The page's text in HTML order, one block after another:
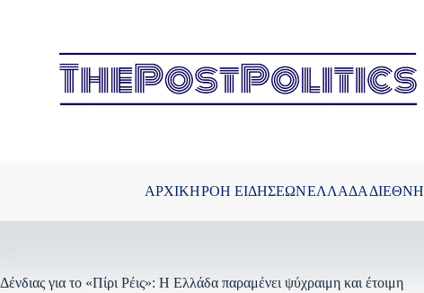
ΑΡΧΙΚΗΡΟΗ ΕΙΔΗΣΕΩΝΕΛΛΑΔΑ ΔΙΕΘΝΗ
Δένδιας για το «Πίρι Ρέις»: Η Ελλάδα παραμένει ψύχραιμη και έτοιμη